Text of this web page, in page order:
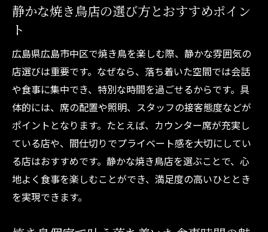
静かな焼き鳥店の選び方とおすすめポイン
ト
広島県広島市中区で焼き鳥を楽しむ際、静かな雰囲気の
店選びは重要です。なぜなら、落ち着いた空間では会話
や食事に集中でき、特別な時間を過ごせるからです。具
体的には、席の配置や照明、スタッフの接客態度などが
ポイントとなります。たとえば、カウンター席が充実し
ている店や、間仕切りでプライベート感を大切にしてい
る店はおすすめです。静かな焼き鳥店を選ぶことで、心
地よく食事を楽しむことができ、満足度の高いひととき
を実現できます。